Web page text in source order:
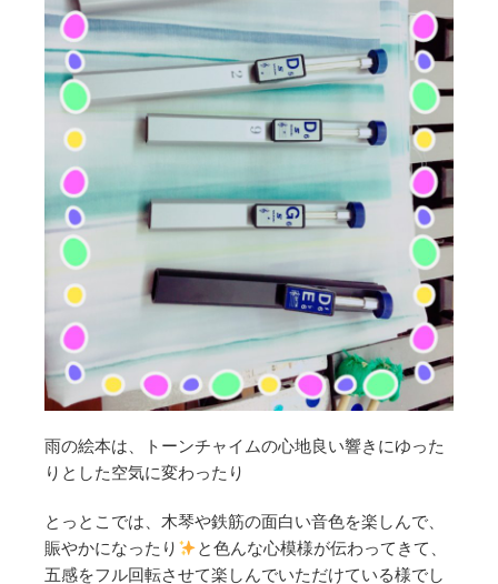
雨の絵本は、トーンチャイムの心地良い響きにゆった
りとした空気に変わったり
とっとこでは、木琴や鉄筋の面白い音色を楽しんで、
賑やかになったり
と色んな心模様が伝わってきて、
五感をフル回転させて楽しんでいただけている様でし